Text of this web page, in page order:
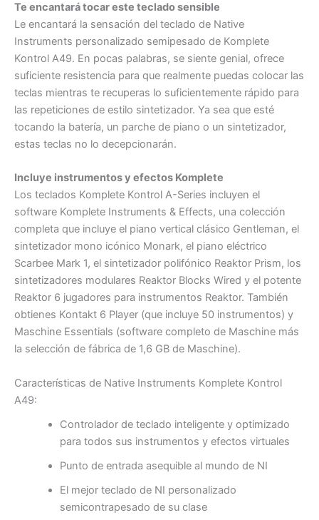
Te encantará tocar este teclado sensible
Le encantará la sensación del teclado de Native
Instruments personalizado semipesado de Komplete
Kontrol A49. En pocas palabras, se siente genial, ofrece
suficiente resistencia para que realmente puedas colocar las
teclas mientras te recuperas lo suficientemente rápido para
las repeticiones de estilo sintetizador. Ya sea que esté
tocando la batería, un parche de piano o un sintetizador,
estas teclas no lo decepcionarán.
Incluye instrumentos y efectos Komplete
Los teclados Komplete Kontrol A-Series incluyen el
software Komplete Instruments & Effects, una colección
completa que incluye el piano vertical clásico Gentleman, el
sintetizador mono icónico Monark, el piano eléctrico
Scarbee Mark 1, el sintetizador polifónico Reaktor Prism, los
sintetizadores modulares Reaktor Blocks Wired y el potente
Reaktor 6 jugadores para instrumentos Reaktor. También
obtienes Kontakt 6 Player (que incluye 50 instrumentos) y
Maschine Essentials (software completo de Maschine más
la selección de fábrica de 1,6 GB de Maschine).
Características de Native Instruments Komplete Kontrol
A49:
Controlador de teclado inteligente y optimizado
para todos sus instrumentos y efectos virtuales
Punto de entrada asequible al mundo de NI
El mejor teclado de NI personalizado
semicontrapesado de su clase